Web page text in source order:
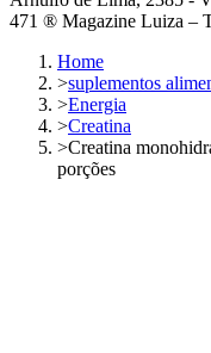
471 ® Magazine Luiza –
Home
>suplementos
>Energia
>Creatina
>Creatina
porções